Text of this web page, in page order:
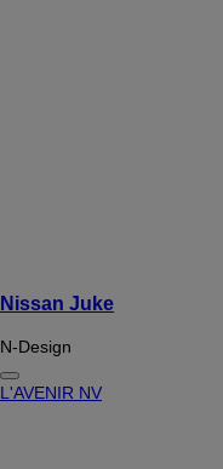
Nissan Juke
N-Design
L'AVENIR NV